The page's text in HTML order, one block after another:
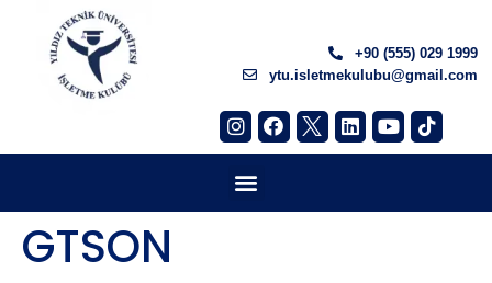
+90 (555) 029 1999
ytu.isletmekulubu@gmail.com
GTSON